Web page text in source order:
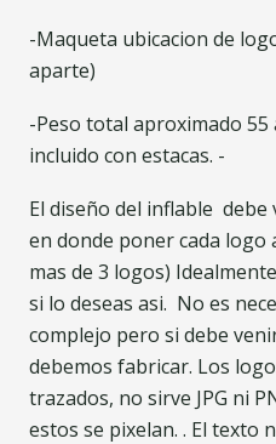
-Maqueta ubicacion de
aparte)
-Peso total aproximado
incluido con estacas. -
El diseño del inflable
en donde poner cada
mas de 3 logos)
si lo deseas asi. No es
complejo pero si debe
debemos fabricar. Los
trazados, no sirve JPG ni
estos se pixelan. . El texto